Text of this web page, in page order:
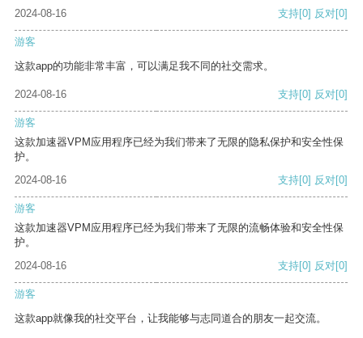
2024-08-16 支持[0] 反对[0]
游客
这款app的功能非常丰富，可以满足我不同的社交需求。
2024-08-16 支持[0] 反对[0]
游客
这款加速器VPM应用程序已经为我们带来了无限的隐私保护和安全性保
护。
2024-08-16
支持[0] 反对[0]
游客
这款加速器VPM应用程序已经为我们带来了无限的流畅体验和安全性保
护。
2024-08-16
支持[0] 反对[0]
游客
这款app就像我的社交平台，让我能够与志同道合的朋友一起交流。